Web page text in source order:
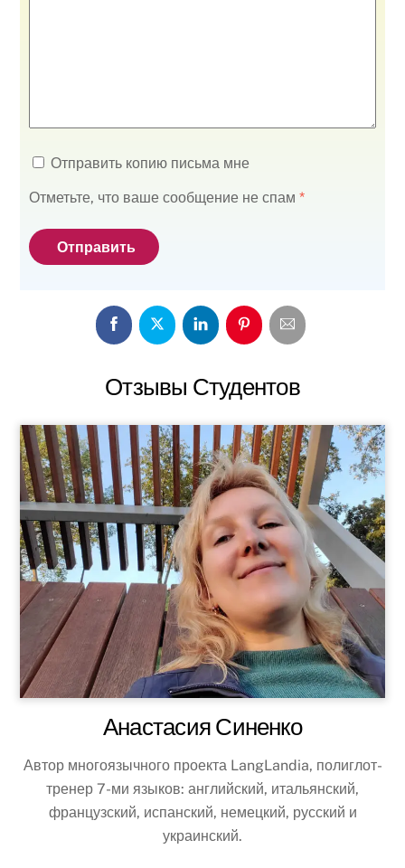
Отправить копию письма мне
Отметьте, что ваше сообщение не спам *
Отправить
Отзывы Студентов
Анастасия Синенко
Автор многоязычного проекта LangLandia, полиглот-
тренер 7-ми языков: английский, итальянский,
французский, испанский, немецкий, русский и
украинский.